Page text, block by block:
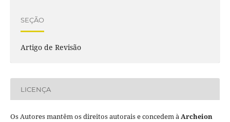
SEÇÃO
Artigo de Revisão
LICENÇA
Os Autores mantêm os direitos autorais e concedem àArcheion